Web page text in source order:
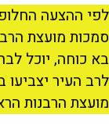
לפי ההצעה
סמכות מועצת
בא כוחה, יוכל
לרב העיר
מועצת הרבנות